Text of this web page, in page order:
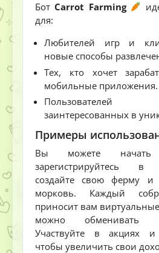
БотCarrot Farming
для:
Любителей игр и
новые способы
Тех, кто хочет
мобильные приложения.
заинтересованных в
Примеры
Вы можете начать
зарегистрируйтесь в
создайте свою ферму и
морковь. Каждый
приносит вам
можно обменивать
Участвуйте в акциях и
чтобы увеличить свои